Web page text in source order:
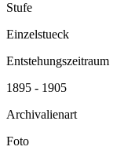
Stufe
Einzelstueck
Entstehungszeitraum
1895 - 1905
Archivalienart
Foto